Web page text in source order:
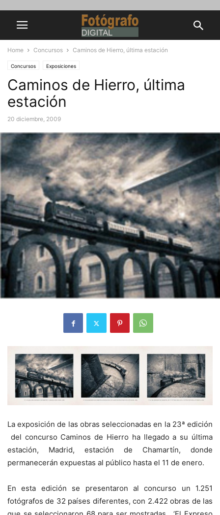
Home Concursos Caminos de Hierro, última estación
Concursos Exposiciones
Caminos de Hierro, última
estación
20 diciembre, 2009
La exposición de las obras seleccionadas en la 23ª edición
del concurso Caminos de Hierro ha llegado a su última
estación, Madrid, estación de Chamartín, donde
permanecerán expuestas al público hasta el 11 de enero.
En esta edición se presentaron al concurso un 1.251
fotógrafos de 32 países diferentes, con 2.422 obras de las